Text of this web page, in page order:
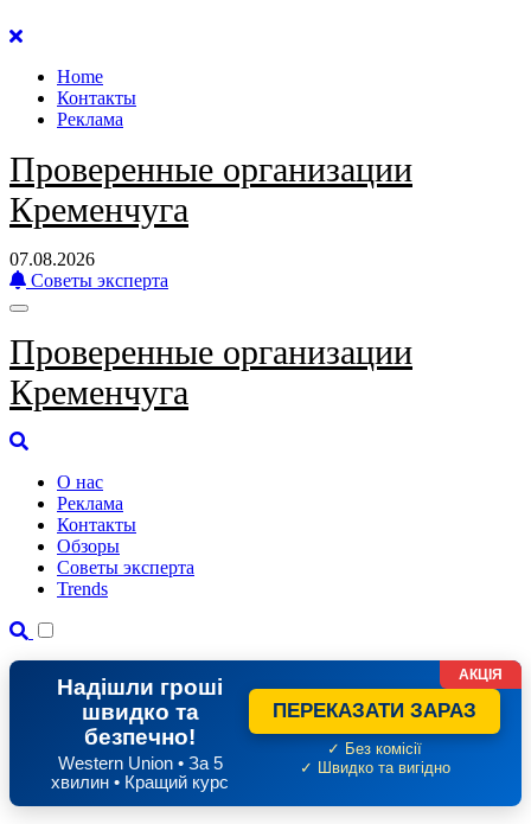
Перейти
содержанию
Home
Контакты
Реклама
Проверенные организации
Кременчуга
07.08.2026
Советы эксперта
Проверенные организации
Кременчуга
О нас
Реклама
Контакты
Обзоры
Советы эксперта
Trends
Надішли гроші
швидко та
безпечно!
Western Union • За 5
хвилин • Кращий курс
ПЕРЕКАЗАТИ ЗАРАЗ
✓ Без комісії
✓ Швидко та вигідно
АКЦІЯ